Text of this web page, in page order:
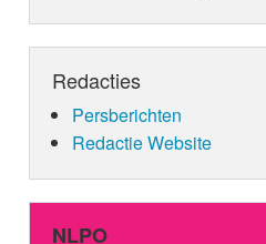
Redacties
Persberichten
Redactie Website
NLPO